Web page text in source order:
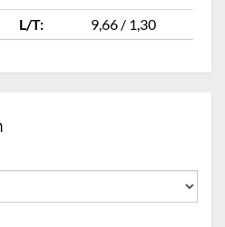
L/T: 9,66 / 1,30